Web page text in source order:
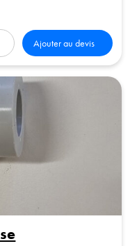
Ajouter au devis